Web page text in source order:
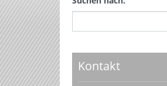
Kontakt